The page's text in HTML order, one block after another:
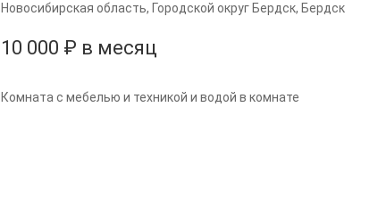
10 000 ₽ в месяц
Новосибирская область, Городской округ Бердск, Бердск
Комната с мебелью и техникой и водой в комнате